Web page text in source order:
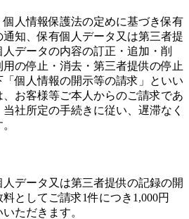
人情報保護法の定めに基づき保有
知、保有個人データ又は第三者提
データの内容の訂正・追加・削
の停止・消去・第三者提供の停止
個人情報の開示等の請求」といい
お客様等ご本人からのご請求であ
社所定の手続きに従い、遅滞なく
データ又は第三者提供の記録の開
としてご請求1件につき1,000円
ただきます。